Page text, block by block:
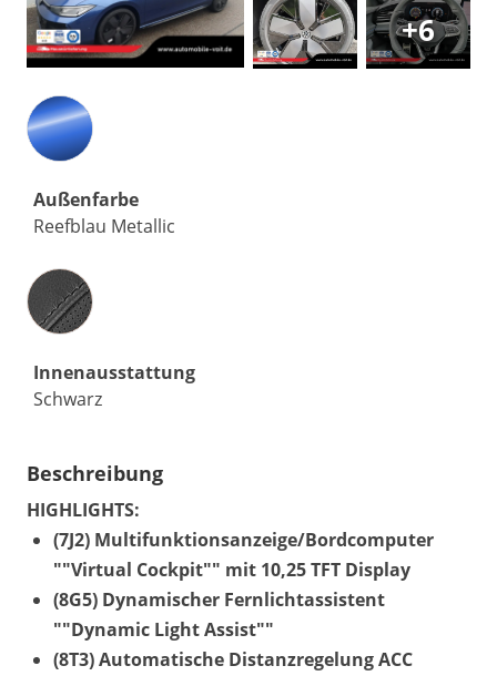
+6
Außenfarbe
Reefblau Metallic
Innenausstattung
Innenausstattung
Schwarz
Beschreibung
HIGHLIGHTS:
(7J2) Multifunktionsanzeige/Bordcomputer
""Virtual Cockpit"" mit 10,25 TFT Display
(8G5) Dynamischer Fernlichtassistent
""Dynamic Light Assist""
(8T3) Automatische Distanzregelung ACC